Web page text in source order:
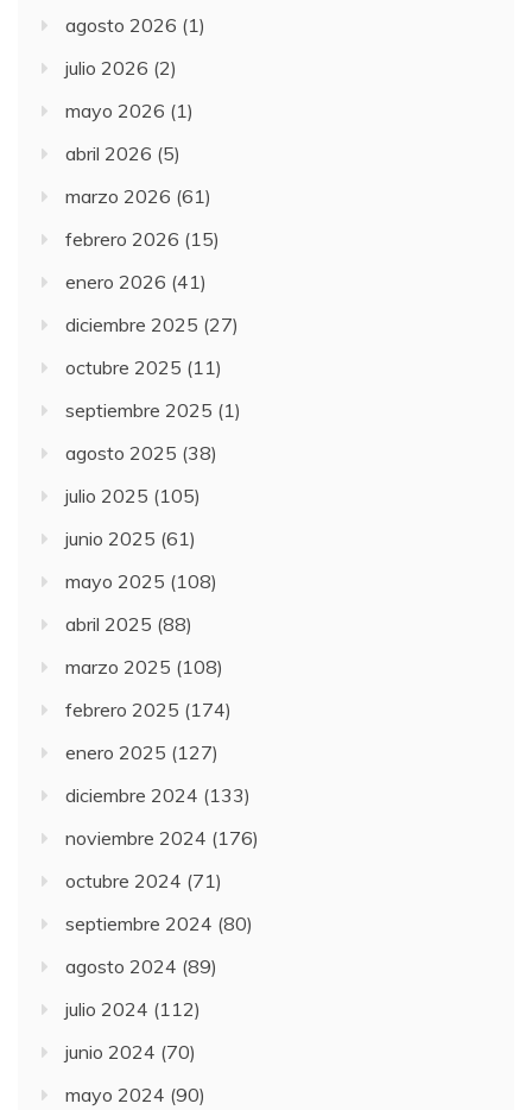
agosto 2026 (1)
julio 2026 (2)
mayo 2026 (1)
abril 2026 (5)
marzo 2026 (61)
febrero 2026 (15)
enero 2026 (41)
diciembre 2025 (27)
octubre 2025 (11)
septiembre 2025 (1)
agosto 2025 (38)
julio 2025 (105)
junio 2025 (61)
mayo 2025 (108)
abril 2025 (88)
marzo 2025 (108)
febrero 2025 (174)
enero 2025 (127)
diciembre 2024 (133)
noviembre 2024 (176)
octubre 2024 (71)
septiembre 2024 (80)
agosto 2024 (89)
julio 2024 (112)
junio 2024 (70)
mayo 2024 (90)